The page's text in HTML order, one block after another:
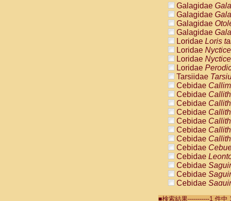
Galagidae
Galagidae
Galagidae
Galagidae
Loridae Loris
Loridae
Loridae
Loridae
Tarsiidae
Cebidae
Cebidae
Cebidae
Cebidae
Cebidae
Cebidae
Cebidae
Cebidae
Cebidae
Cebidae
Cebidae
Cebidae
■検索結果-----------1 件中